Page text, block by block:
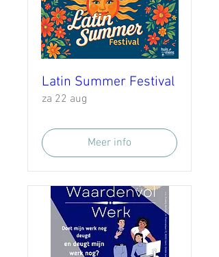
Latin Summer Festival
za 22 aug
Meer info